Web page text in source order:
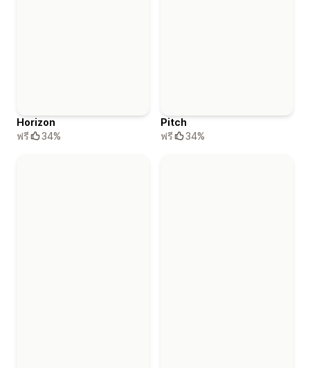
Horizon
ฟรี
34%
Pitch
ฟรี
34%